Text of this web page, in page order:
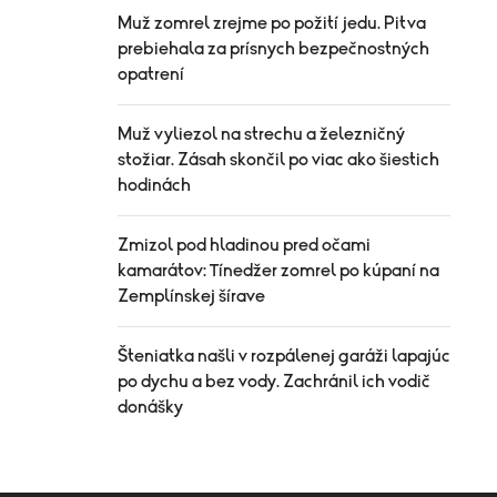
Muž zomrel zrejme po požití jedu. Pitva
prebiehala za prísnych bezpečnostných
opatrení
Muž vyliezol na strechu a železničný
stožiar. Zásah skončil po viac ako šiestich
hodinách
Zmizol pod hladinou pred očami
kamarátov: Tínedžer zomrel po kúpaní na
Zemplínskej šírave
Šteniatka našli v rozpálenej garáži lapajúc
po dychu a bez vody. Zachránil ich vodič
donášky